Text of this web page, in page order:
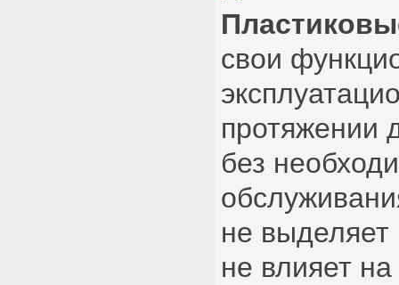
свои
протяжении
без
не
не влияет на